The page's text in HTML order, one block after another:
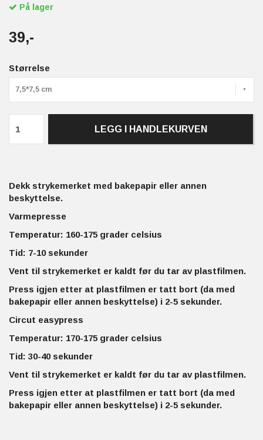
På lager
39,-
Størrelse
7,5*7,5 cm
LEGG I HANDLEKURVEN
Dekk strykemerket med bakepapir eller annen
beskyttelse.
Varmepresse
Temperatur: 160-175 grader celsius
Tid: 7-10 sekunder
Vent til strykemerket er kaldt før du tar av plastfilmen.
Press igjen etter at plastfilmen er tatt bort (da med
bakepapir eller annen beskyttelse) i 2-5 sekunder.
Circut easypress
Temperatur: 170-175 grader celsius
Tid: 30-40 sekunder
Vent til strykemerket er kaldt før du tar av plastfilmen.
Press igjen etter at plastfilmen er tatt bort (da med
bakepapir eller annen beskyttelse) i 2-5 sekunder.